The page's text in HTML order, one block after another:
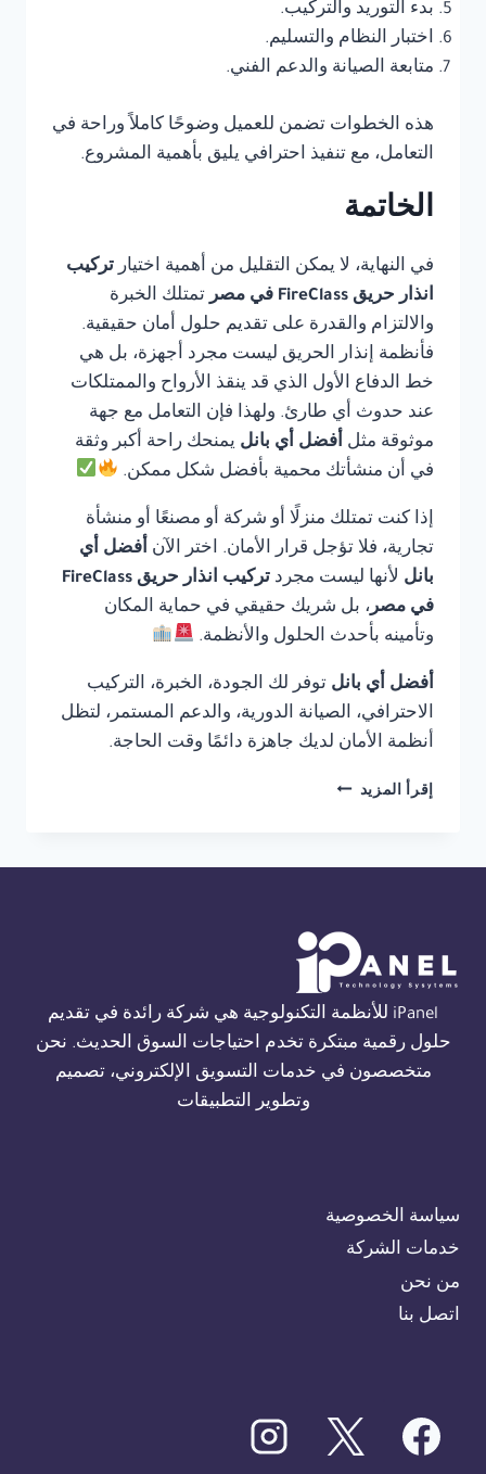
بدء التوريد والتركيب.
اختبار النظام والتسليم.
متابعة الصيانة والدعم الفني.
هذه الخطوات تضمن للعميل وضوحًا كاملاً وراحة في
التعامل، مع تنفيذ احترافي يليق بأهمية المشروع.
الخاتمة
في النهاية، لا يمكن التقليل من أهمية اختيار تركيب
انذار حريق FireClass في مصر
تمتلك الخبرة
والالتزام والقدرة على تقديم حلول أمان حقيقية.
فأنظمة إنذار الحريق ليست مجرد أجهزة، بل هي
خط الدفاع الأول الذي قد ينقذ الأرواح والممتلكات
عند حدوث أي طارئ. ولهذا فإن التعامل مع جهة
موثوقة مثل أفضل أي بانل يمنحك راحة أكبر وثقة
في أن منشأتك محمية بأفضل شكل ممكن.
إذا كنت تمتلك منزلًا أو شركة أو مصنعًا أو منشأة
تجارية، فلا تؤجل قرار الأمان. اختر الآن أفضل أي
بانل لأنها ليست مجرد
تركيب انذار حريق FireClass
في مصر، بل شريك حقيقي في حماية المكان
وتأمينه بأحدث الحلول والأنظمة.
أفضل أي بانل توفر لك الجودة، الخبرة، التركيب
الاحترافي، الصيانة الدورية، والدعم المستمر، لتظل
أنظمة الأمان لديك جاهزة دائمًا وقت الحاجة.
إقرأ المزيد تركيب
01554305486
iPanel للأنظمة التكنولوجية هي شركة رائدة في تقديم
حلول رقمية مبتكرة تخدم احتياجات السوق الحديث. نحن
متخصصون في خدمات التسويق الإلكتروني، تصميم
وتطوير التطبيقات
سياسة الخصوصية
خدمات الشركة
من نحن
اتصل بنا